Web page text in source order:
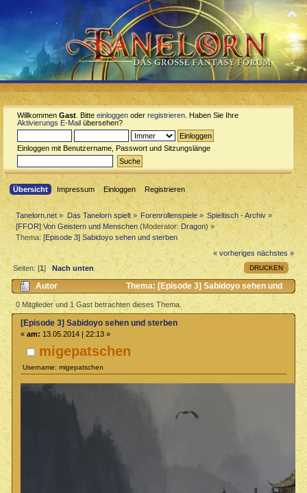
Willkommen Gast . Bitte einloggen oder registrieren . Haben Sie Ihre
Aktivierungs E-Mail übersehen?
Einloggen mit Benutzername, Passwort und Sitzungslänge
Übersicht Impressum Einloggen Registrieren
Tanelorn.net » Das Tanelorn spielt» Forenrollenspiele» Spieltisch - Archiv »
[FFOR] Von Geistern und Menschen(Moderator: Dragon) »
Thema:[Episode 3] Sabidoyo sehen und sterben
« vorheriges nächstes »
DRUCKEN
Seiten: [1] Nach unten
Autor
Thema: [Episode 3] Sabidoyo sehen und
sterben (Gelesen 6227 mal)
0 Mitglieder und 1 Gast betrachten dieses Thema.
migepatschen
Username: migepatschen
[Episode 3] Sabidoyo sehen und sterben
« am: 13.05.2014 | 22:13 »